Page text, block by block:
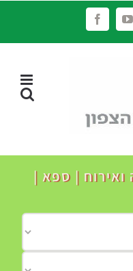
YouTube
Facebook
ואירוח | ספא |